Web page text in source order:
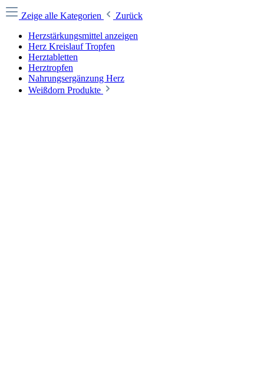
Zeige alle Kategorien
Zurück
Herzstärkungsmittel anzeigen
Herz Kreislauf Tropfen
Herztabletten
Herztropfen
Nahrungsergänzung Herz
Weißdorn Produkte